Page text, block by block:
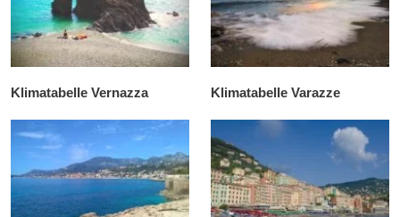
Klimatabelle Vernazza Klimatabelle Varazze